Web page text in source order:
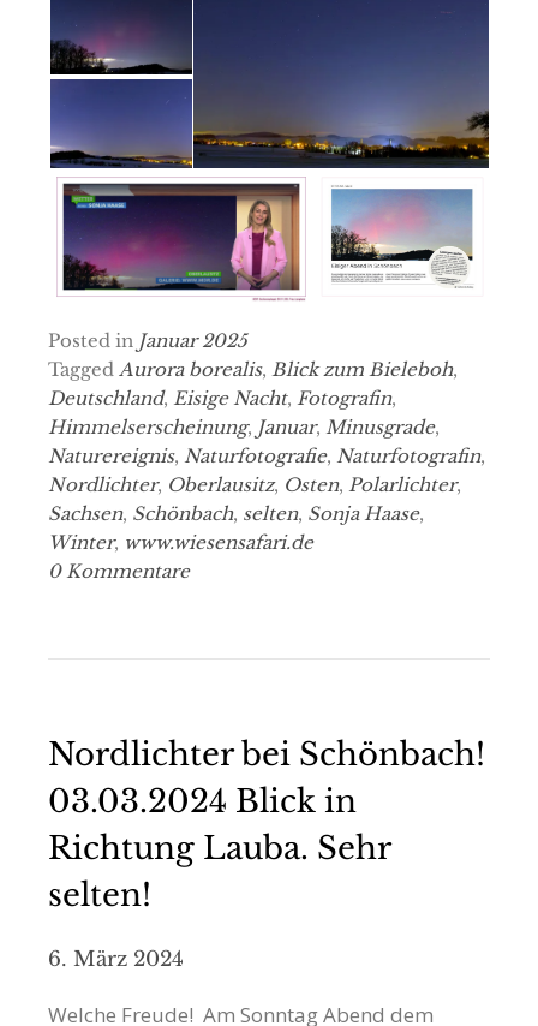
Posted in Januar 2025
Tagged Aurora borealis, Blick zum Bieleboh,
Deutschland, Eisige Nacht, Fotografin,
Himmelserscheinung, Januar, Minusgrade,
Naturereignis, Naturfotografie, Naturfotografin,
Nordlichter, Oberlausitz, Osten, Polarlichter,
Sachsen, Schönbach, selten, Sonja Haase,
Winter, www.wiesensafari.de
0 Kommentare
Nordlichter bei Schönbach!
03.03.2024 Blick in
Richtung Lauba. Sehr
selten!
6. März 2024
Welche Freude! Am Sonntag Abend dem